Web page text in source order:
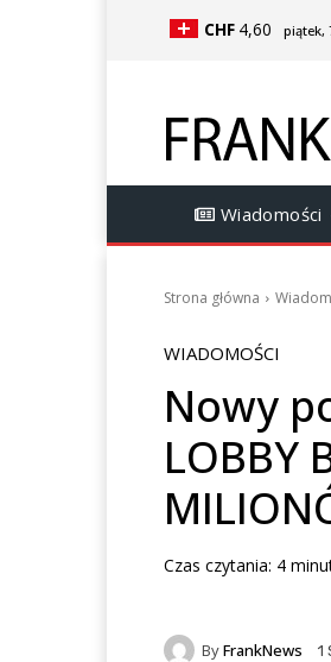
CHF 4,60 piątek,
Wiadomości
Strona główna
WIADOMOŚCI
Nowy
LOBBY
Czas czytania: 4
ByFrankNews 1